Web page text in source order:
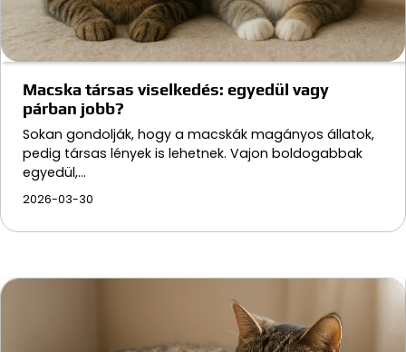
Macska társas viselkedés: egyedül vagy
párban jobb?
Sokan gondolják, hogy a macskák magányos állatok,
pedig társas lények is lehetnek. Vajon boldogabbak
egyedül,…
2026-03-30